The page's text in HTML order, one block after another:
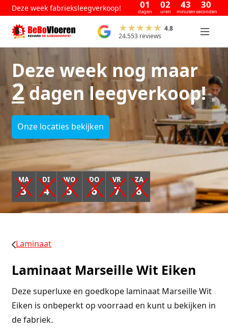
Deze week fabrieksleegverkoop! 01
dagen
02
uren
43
minuten
30
seconden
4.8
24.553 reviews
Deze week nog maar
2dagen leegverkoop!
Onze locaties bekijken
MA
3
DI
4
WO
5
DO
6
VR
7
ZA
8
Laminaat
Laminaat Marseille Wit Eiken
Deze superluxe en goedkope laminaat Marseille Wit
Eiken is onbeperkt op voorraad en kunt u bekijken in
de fabriek.